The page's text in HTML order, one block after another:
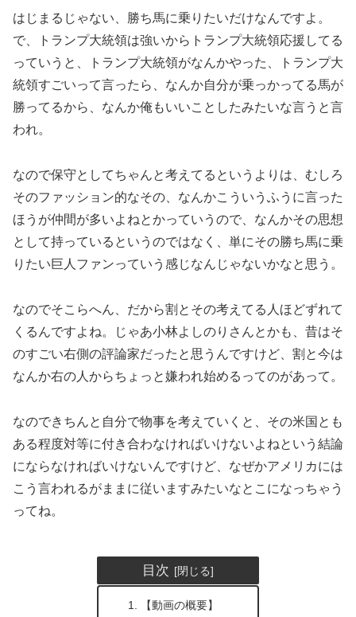
はじまるじゃない、勝ち馬に乗りたいだけなんですよ。
で、トランプ大統領は強いからトランプ大統領応援してる
っていうと、トランプ大統領がなんかやった、トランプ大
統領すごいって言ったら、なんか自分が乗っかってる馬が
勝ってるから、なんか俺もいいことしたみたいな言うと言
われ。
なので保守としてちゃんと考えてるというよりは、むしろ
そのファッション的なその、なんかこういうふうに言った
ほうが仲間が多いよねとかっていうので、なんかその思想
として持っているというのではなく、単にその勝ち馬に乗
りたい巨人ファンっていう感じなんじゃないかなと思う。
なのでそこらへん、だから割とその考えてる人ほどずれて
くるんですよね。じゃあ小林よしのりさんとかも、昔はそ
のすごい右側の評論家だったと思うんですけど、割と今は
なんか右の人からちょっと嫌われ始めるってのがあって。
なのできちんと自分で物事を考えていくと、その米国とも
ある程度対等に付き合わなければいけないよねという結論
にならなければいけないんですけど、なぜかアメリカには
こう言われるがままに従いますみたいなとこになっちゃう
ってね。
目次
【動画の概要】